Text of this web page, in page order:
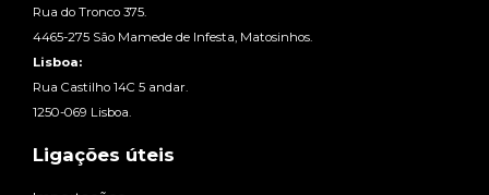
Rua do Tronco 375.
4465-275 São Mamede de Infesta, Matosinhos.
Lisboa:
Rua Castilho 14C 5 andar.
1250-069 Lisboa.
Ligações úteis